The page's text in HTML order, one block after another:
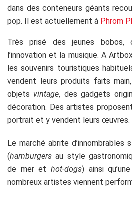
dans des conteneurs géants
pop. Il est actuellement à Phrom
Très prisé des jeunes bobos,
l’innovation et la musique. A
les souvenirs touristiques
vendent leurs produits faits
objets vintage, des gadgets
décoration. Des artistes
portrait et y vendent leurs œuvres.
Le marché abrite d’innombrables
(hamburgers au style
de mer et hot-dogs) ainsi
nombreux artistes viennent